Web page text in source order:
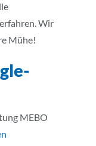
Wir
Mühe!
MEBO